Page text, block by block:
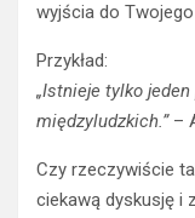
wyjścia do
Przykład:
„Istnieje tylko
międzyludzkich.”–
Czy rzeczywiście
ciekawą dyskusję i